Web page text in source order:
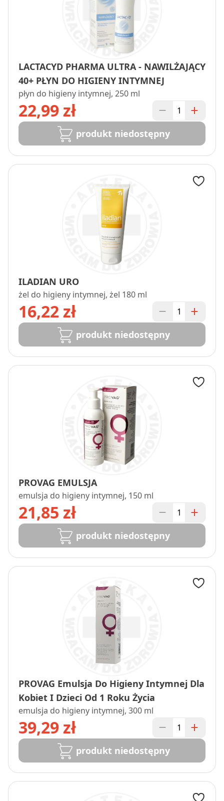
LACTACYD PHARMA ULTRA - NAWILŻAJĄCY
40+ PŁYN DO HIGIENY INTYMNEJ
płyn do higieny intymnej, 250 ml
22,99 zł
produkt niedostępny
ILADIAN URO
żel do higieny intymnej, żel 180 ml
16,22 zł
produkt niedostępny
PROVAG EMULSJA
emulsja do higieny intymnej, 150 ml
21,85 zł
produkt niedostępny
PROVAG Emulsja Do Higieny Intymnej Dla
Kobiet I Dzieci Od 1 Roku Życia
emulsja do higieny intymnej, 300 ml
39,29 zł
produkt niedostępny